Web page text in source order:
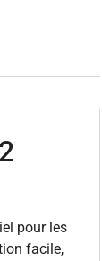
pour les
facile,